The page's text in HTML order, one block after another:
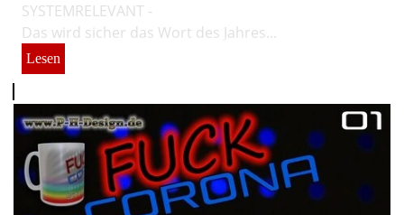
SYSTEMRELEVANT -
Das wird sicher das Wort des Jahres...
Lesen